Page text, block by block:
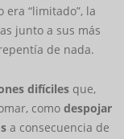
“limitado”, la
junto a sus más
de nada.
difíciles que,
como despojar
a consecuencia de